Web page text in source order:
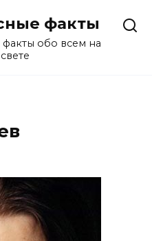
факты
обо всем на
свете